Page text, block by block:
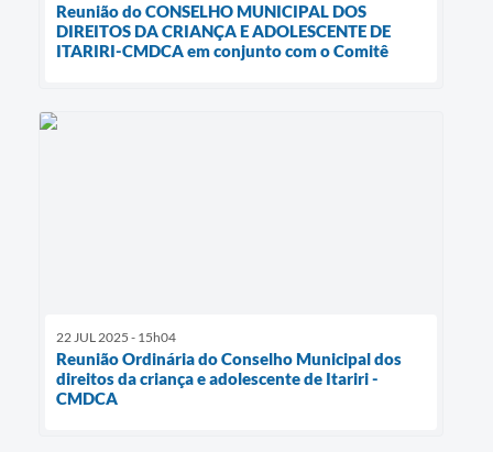
Reunião do CONSELHO MUNICIPAL DOS
DIREITOS DA CRIANÇA E ADOLESCENTE DE
ITARIRI-CMDCA em conjunto com o Comitê
22 JUL 2025 - 15h04
Reunião Ordinária do Conselho Municipal dos
direitos da criança e adolescente de Itariri -
CMDCA